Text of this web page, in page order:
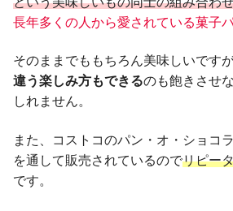
長年多くの人から愛されている菓子
そのままでももちろん美味しいですが
違う楽しみ方もできるのも飽きさせ
しれません。
また、コストコのパン・オ・ショコ
を通して販売されているのでリピー
です。